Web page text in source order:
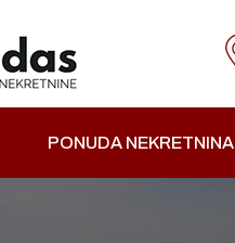
PONUDA NEKRETNINA